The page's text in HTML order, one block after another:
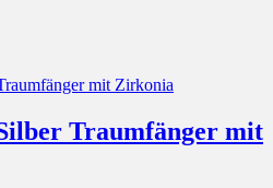
Traumfänger mit